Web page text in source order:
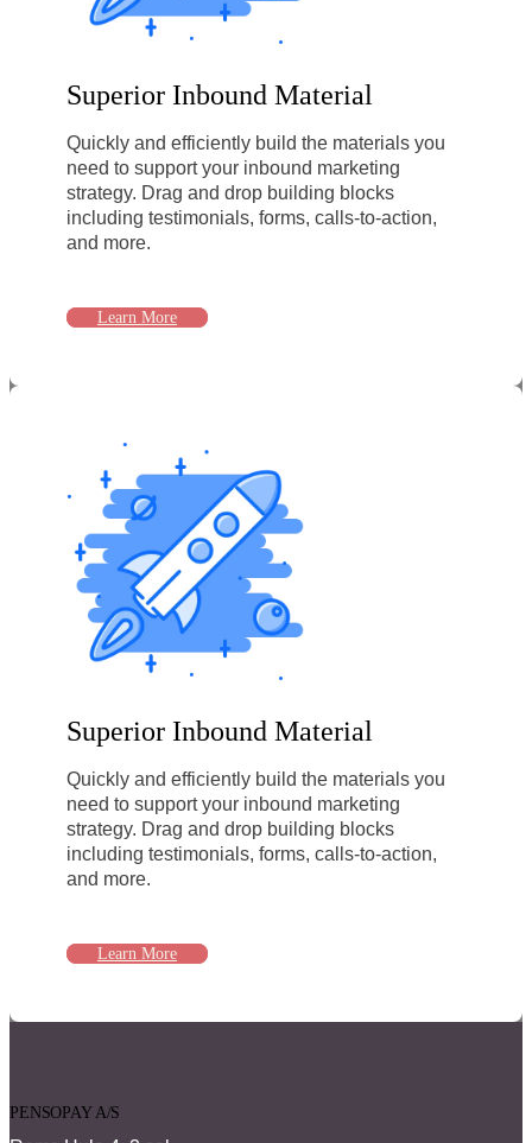
Superior Inbound Material
Quickly and efficiently build the materials you
need to support your inbound marketing
strategy. Drag and drop building blocks
including testimonials, forms, calls-to-action,
and more.
Learn More
Superior Inbound Material
Quickly and efficiently build the materials you
need to support your inbound marketing
strategy. Drag and drop building blocks
including testimonials, forms, calls-to-action,
and more.
Learn More
PENSOPAY A/S